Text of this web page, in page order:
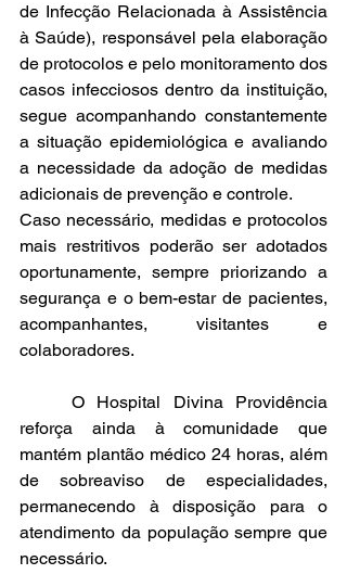
de Infecção Relacionada à Assistência
à Saúde), responsável pela elaboração
de protocolos e pelo monitoramento dos
casos infecciosos dentro da instituição,
segue acompanhando constantemente
a situação epidemiológica e avaliando
a necessidade da adoção de medidas
adicionais de prevenção e controle.
Caso necessário, medidas e protocolos
mais restritivos poderão ser adotados
oportunamente, sempre priorizando a
segurança e o bem-estar de pacientes,
acompanhantes, visitantes e
colaboradores.
reforça ainda à comunidade que
mantém plantão médico 24 horas, além
de sobreaviso de especialidades,
permanecendo à disposição para o
atendimento da população sempre que
necessário.